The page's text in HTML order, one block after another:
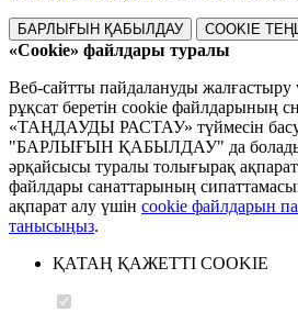
БАРЛЫҒЫН ҚАБЫЛДАУ COOKIE
«Cookie» файлдары туралы
Веб-сайтты пайдалануды жалғастыру
рұқсат беретін cookie файлдарының
«ТАҢДАУДЫ РАСТАУ» түймесін
"БАРЛЫҒЫН ҚАБЫЛДАУ" да
әрқайсысы туралы толығырақ
файлдары санаттарының
ақпарат алу үшін cookie файлдарын
танысыңыз.
ҚАТАҢ ҚАЖЕТТІ COOKIE